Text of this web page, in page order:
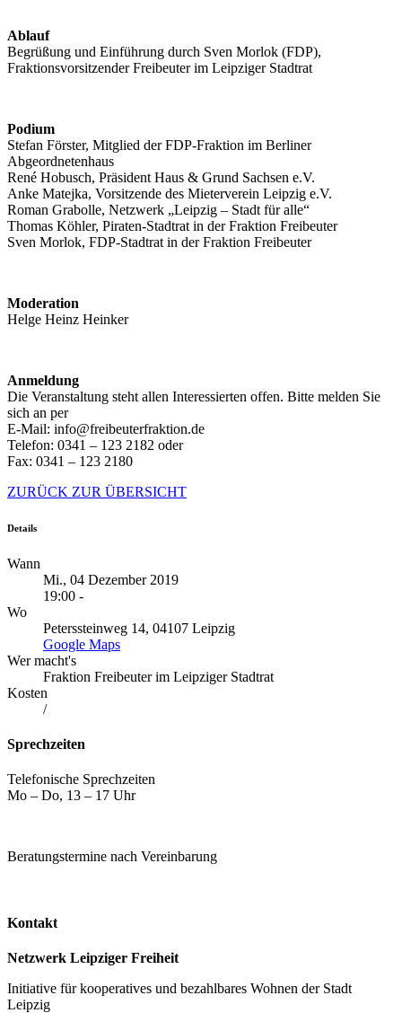
Ablauf
Begrüßung und Einführung durch Sven Morlok (FDP),
Fraktionsvorsitzender Freibeuter im Leipziger Stadtrat
Podium
Stefan Förster, Mitglied der FDP-Fraktion im Berliner
Abgeordnetenhaus
René Hobusch, Präsident Haus & Grund Sachsen e.V.
Anke Matejka, Vorsitzende des Mieterverein Leipzig e.V.
Roman Grabolle, Netzwerk „Leipzig – Stadt für alle“
Thomas Köhler, Piraten-Stadtrat in der Fraktion Freibeuter
Sven Morlok, FDP-Stadtrat in der Fraktion Freibeuter
Moderation
Helge Heinz Heinker
Anmeldung
Die Veranstaltung steht allen Interessierten offen. Bitte melden Sie
sich an per
E-Mail: info@freibeuterfraktion.de
Telefon: 0341 – 123 2182 oder
Fax: 0341 – 123 2180
ZURÜCK ZUR ÜBERSICHT
Details
Wann
Mi., 04 Dezember 2019
19:00 -
Wo
Peterssteinweg 14, 04107 Leipzig
Google Maps
Wer macht's
Fraktion Freibeuter im Leipziger Stadtrat
Kosten
/
Sprechzeiten
Telefonische Sprechzeiten
Mo – Do, 13 – 17 Uhr
Beratungstermine nach Vereinbarung
Kontakt
Netzwerk Leipziger Freiheit
Initiative für kooperatives und bezahlbares Wohnen der Stadt
Leipzig